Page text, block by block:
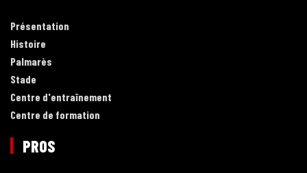
Présentation
Histoire
Palmarès
Stade
Centre d'entraînement
Centre de formation
PROS